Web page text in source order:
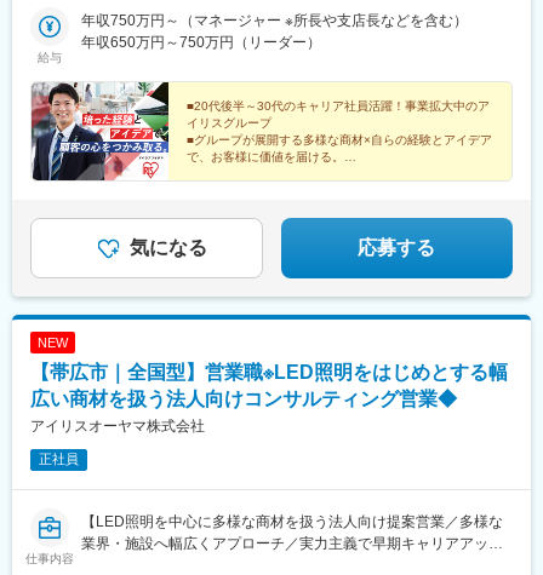
県、東京都、神奈川県、静岡県、愛知県、新潟県、石川県、長野
県、京都府、大阪府、兵庫県、岡山県、広島県、香川県、愛媛
式会社北海道、岩手県、宮城県、福島県、茨城県、栃木県、埼玉
県、千葉県、東京都、神奈川県、静岡県、愛知県、新潟県、石川
県、京都府、大阪府、兵庫県、岡山県、広島県、香川県、愛媛
県、福岡県、佐賀県、熊本県、鹿児島県、沖縄県■アイリスソーコ
ー株式会社埼玉県、神奈川県、愛知県、大阪府、福岡県■アイリ
あり
高崎駅、新潟駅、新富士駅(静岡県)、関内駅、江田駅(神奈川県)、
京成千葉駅、伏見駅(愛知県)、国際センター駅、志賀本通駅、味岡
条駅(京都市営)、旧居留地・大丸前駅、岡山駅前駅、南区役所前
駅、高松築港駅、衣山駅、西小倉駅、呉服町駅(福岡県)、肥前麓
駅、めがね橋駅、西辛島町駅、二中通駅、てだこ浦西駅、浜松町
駅、糀谷駅、目黒駅、東雲駅(東京都)、立川北駅、伊勢佐木長者町
駅、千葉駅、名古屋駅、平安通駅、大江橋駅、長堀橋駅、河内永
萱町六丁目駅、平和通駅、中洲川端駅、浜町アーケード駅、慶徳
校前駅、竹芝駅、五反田駅、立川南駅、石川町駅、千葉中央駅、
給与
年収750万円～（マネージャー ※所長や支店長などを含む）
年収650万円～750万円（リーダー）
■20代後半～30代のキャリア社員活躍！事業拡大中のア
イリスグループ
■グループが展開する多様な商材×自らの経験とアイデア
で、お客様に価値を届ける。
気になる 応募する
NEW
【帯広市｜全国型】営業職※LED照明をはじめとする幅
広い商材を扱う法人向けコンサルティング営業◆
アイリスオーヤマ株式会社
正社員
仕事内容
【LED照明を中心に多様な商材を扱う法人向け提案営業／多様な
業界・施設へ幅広くアプローチ／実力主義で早期キャリアアップ